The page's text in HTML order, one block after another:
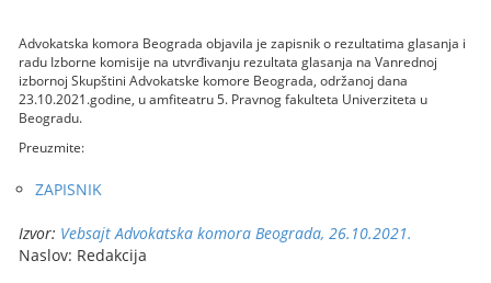
Advokatska komora Beograda objavila je zapisnik o rezultatima glasanja i
radu Izborne komisije na utvrđivanju rezultata glasanja na Vanrednoj
izbornoj Skupštini Advokatske komore Beograda, održanoj dana
23.10.2021.godine, u amfiteatru 5. Pravnog fakulteta Univerziteta u
Beogradu.
Preuzmite:
ZAPISNIK
Izvor: Vebsajt Advokatska komora Beograda, 26.10.2021.
Naslov: Redakcija